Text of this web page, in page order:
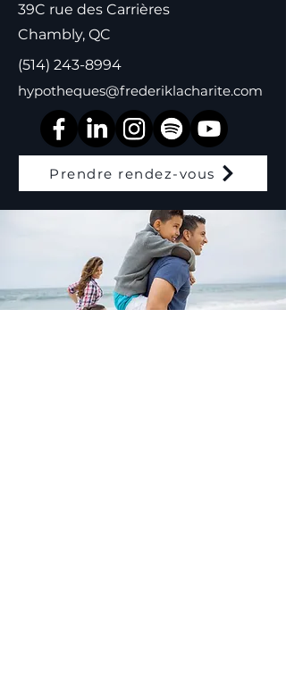
39C rue des Carrières
Chambly, QC
(514) 243-8994
hypotheques@frederiklacharite.com
Prendre rendez-vous